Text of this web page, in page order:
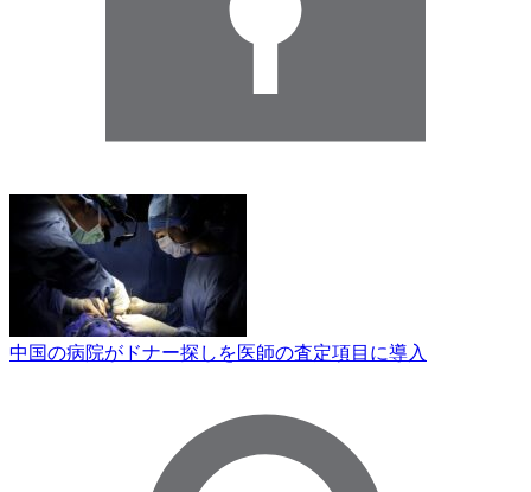
中国の病院がドナー探しを医師の査定項目に導入